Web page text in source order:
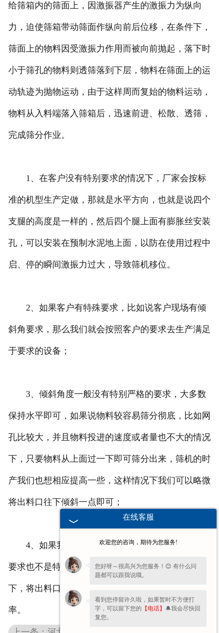
给筛箱内的筛面上，因激振器产生的激振力为纵向
力，迫使筛箱带动筛面作纵向前后位移，在条件下，
筛面上的物料因受激振力作用而被向前抛起，落下时
小于筛孔的物料则透筛落到下层，物料在筛面上的运
动轨迹为抛物运动，由于这样周而复始的物料运动，
物料从入料端落入筛箱后，迅速前进、松散、透筛，
完成筛分作业。
1、在客户没有特别要求的情况下，厂家会按标
准的机型生产定做，那就是水平方向，也就是说四个
支腿的高度是一样的，然后四个腿上面有膨胀丝安装
孔，可以安装在预制水泥地上面，以防在使用过程中
启、停的瞬间激振力过大，导致筛机移位。
2、如果客户有特殊要求，比如说客户现场有倾
斜角要求，那么我们就会按照客户的要求去生产满足
于要求的设备；
3、倾斜角度一般没有特别严格的要求，大多数
保持水平即可，如果说物料较容易筛分彻底，比如网
孔比较大，并且物料投进的速度或者量也不大的情况
下，只要物料从上面过一下即可筛分出来，筛机的时
产我们也想相应提高一些，这样情况下我们可以略微
将出料口往下倾斜一点即可；
4、如果我们的物料比较细小，网孔也小，产量
要求也不是特高，我们往往也可以在保证时产的前提
下，将出料口略微提高，这样可以提高我们的筛分
率。
在线客服
欢迎您的咨询，期待为您服务!
您好呀～很高兴为您服务！😊 有什么问
题都可以跟我说哦。
看到您停留许久啦，如果暂时不方便打
字，可以留下您的 【电话】 🔔我会尽快回
复您。